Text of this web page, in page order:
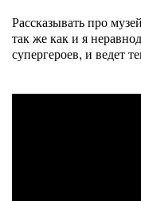
Рассказывать про
так же как и я
супергероев, и ведет